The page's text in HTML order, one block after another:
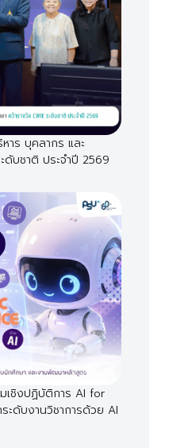
าร บุคลากร และ
ดับชาติ ประจำปี 2569
เชิงปฏิบัติการ AI for
ดับงานวิชาการด้วย AI